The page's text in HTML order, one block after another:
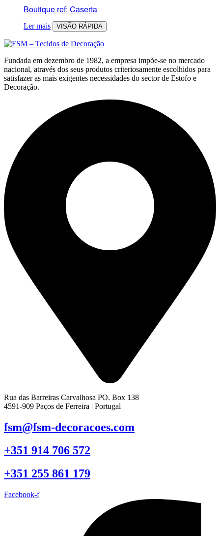
Boutique ref: Caserta
Ler mais VISÃO RÁPIDA
Fundada em dezembro de 1982, a empresa impõe-se no mercado
nacional, através dos seus produtos criteriosamente escolhidos para
satisfazer as mais exigentes necessidades do sector de Estofo e
Decoração.
Rua das Barreiras Carvalhosa PO. Box 138
4591-909 Paços de Ferreira | Portugal
fsm@fsm-decoracoes.com
+351 914 706 572
+351 255 861 179
Facebook-f